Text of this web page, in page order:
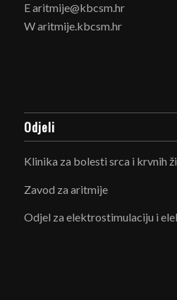
E aritmije@kbcsm.hr
W aritmije.kbcsm.hr
Odjeli
Klinika za bolesti srca i krvnih
Zavod za aritmije
Odjel za elektrostimulaciju i